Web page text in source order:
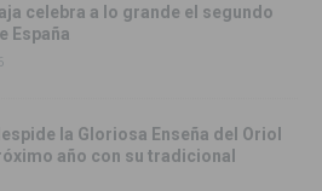
celebra a lo grande el segundo
España
la Gloriosa Enseña del Oriol
año con su tradicional